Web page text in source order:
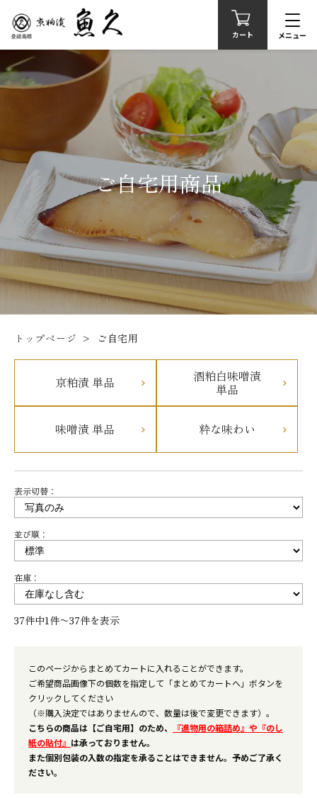
カート メニュー
ご自宅用商品
トップページ ご自宅用
京粕漬 単品 酒粕白味噌漬
単品
味噌漬 単品 粋な味わい
表示切替：
並び順：
在庫：
37件中1件〜37件を表示
このページからまとめてカートに入れることができます。
ご希望商品画像下の個数を指定して「まとめてカートへ」ボタンを
クリックしてください
（※購入決定ではありませんので、数量は後で変更できます）。
こちらの商品は【ご自宅用】のため、
『進物用の箱詰め』や『のし
紙の貼付』 は承っておりません。
また個別包装の入数の指定を承ることはできません。予めご了承く
ださい。